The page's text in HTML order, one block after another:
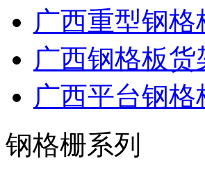
广西重型钢格
广西钢格板货
广西平台钢格
钢格栅系列